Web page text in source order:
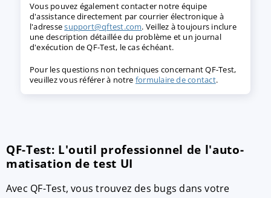
Vous pouvez également contacter notre équipe
d'assistance directement par courrier électronique à
l'adressesupport@qftest.com. Veillez à toujours inclure
une description détaillée du problème et un journal
d'exécution de QF-Test, le cas échéant.
Pour les questions non techniques concernant QF-Test,
veuillez vous référer à notre formulaire de contact.
QF-Test: L'outil profes­sionnel de l'auto­
matisation de test UI
Avec QF-Test, vous trouvez des bugs dans votre